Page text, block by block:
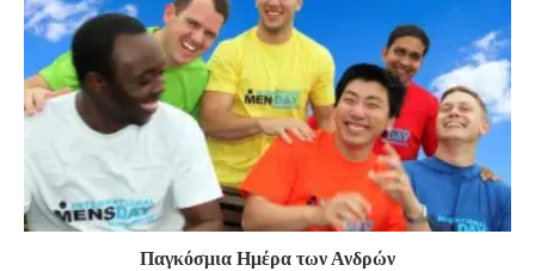
Παγκόσμια Ημέρα των Ανδρών